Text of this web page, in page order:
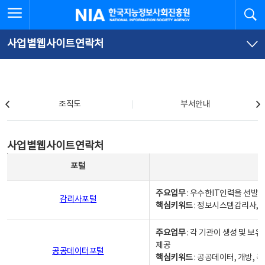
문
로
가
체
뉴
바
가
한국지능정보사회진흥원
사업별웹사이트연락처
조직도 부서안내
사업별웹사이트연락처
포털
감리사포털
주요업무: 우수한IT인력을 선발
핵심키워드: 정보시스템감리사,
공공데이터포털
주요업무: 각 기관이 생성 및 보
제공
핵심키워드: 공공데이터, 개방,